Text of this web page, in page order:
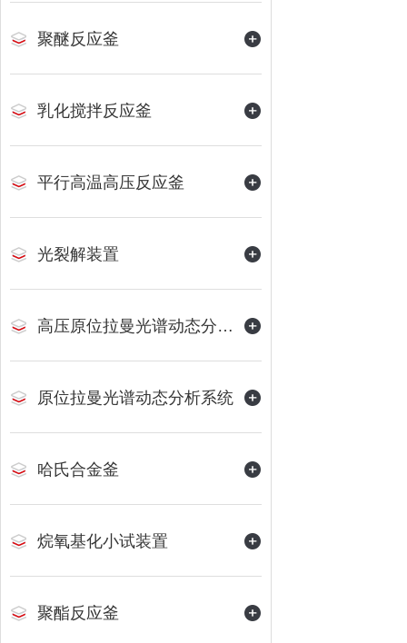
聚醚反应釜
乳化搅拌反应釜
平行高温高压反应釜
光裂解装置
高压原位拉曼光谱动态分析系统
原位拉曼光谱动态分析系统
哈氏合金釜
烷氧基化小试装置
聚酯反应釜